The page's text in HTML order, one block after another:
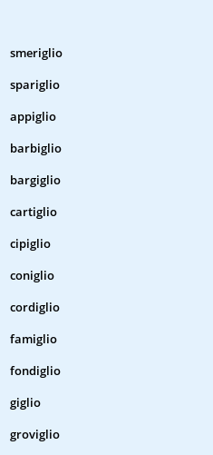
smeriglio
spariglio
appiglio
barbiglio
bargiglio
cartiglio
cipiglio
coniglio
cordiglio
famiglio
fondiglio
giglio
groviglio